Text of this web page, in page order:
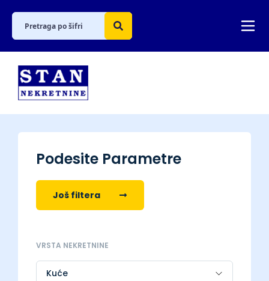
Podesite Parametre
Još filtera
VRSTA NEKRETNINE